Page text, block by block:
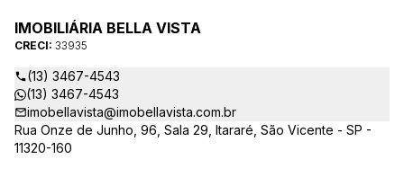
ao CRECI-EE – estarão sempre prontos para responder-lhe
todas as suas dúvidas sobre casas, apartamentos, terrenos,
salas comerciais e outros produtos imobiliários.
IMOBILIÁRIA BELLA VISTA
CRECI: 33935
(13) 3467-4543
(13) 3467-4543
imobellavista@imobellavista.com.br
Rua Onze de Junho, 96, Sala 29, Itararé, São Vicente - SP -
11320-160